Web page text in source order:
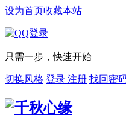
设为首页收藏本站
只需一步，快速开始
切换风格 登录 注册 找回密